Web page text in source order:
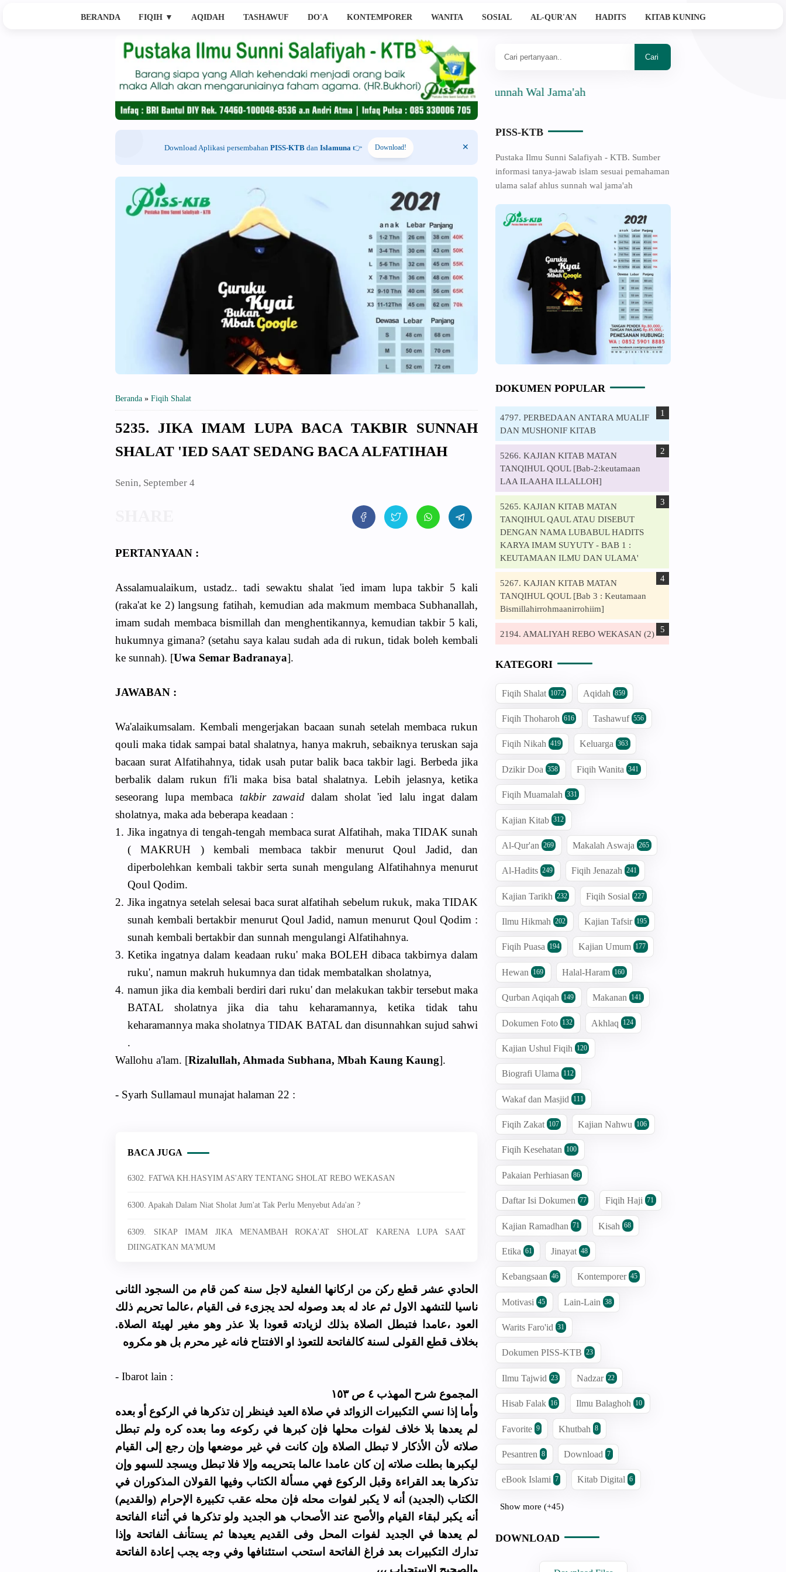
BERANDA FIQIH ▼ AQIDAH TASHAWUF DO'A KONTEMPORER WANITA SOSIAL AL-QUR'AN HADITS KITAB KUNING
Download Aplikasi persembahan PISS-KTBdan Islamuna 👉 Download!
Beranda » Fiqih Shalat
5235. JIKA IMAM LUPA BACA TAKBIR SUNNAH
SHALAT 'IED SAAT SEDANG BACA ALFATIHAH
Senin, September 4
PERTANYAAN :
Assalamualaikum, ustadz.. tadi sewaktu shalat 'ied imam lupa takbir 5 kali
(raka'at ke 2) langsung fatihah, kemudian ada makmum membaca Subhanallah,
imam sudah membaca bismillah dan menghentikannya, kemudian takbir 5 kali,
hukumnya gimana? (setahu saya kalau sudah ada di rukun, tidak boleh kembali
ke sunnah). [Uwa Semar Badranaya].
JAWABAN :
Wa'alaikumsalam. Kembali mengerjakan bacaan sunah setelah membaca rukun
qouli maka tidak sampai batal shalatnya, hanya makruh, sebaiknya teruskan saja
bacaan surat Alfatihahnya, tidak usah putar balik baca takbir lagi. Berbeda jika
berbalik dalam rukun fi'li maka bisa batal shalatnya. Lebih jelasnya, ketika
seseorang lupa membaca takbir zawaiddalam sholat 'ied lalu ingat dalam
sholatnya, maka ada beberapa keadaan :
1. Jika ingatnya di tengah-tengah membaca surat Alfatihah, maka TIDAK sunah
( MAKRUH ) kembali membaca takbir menurut Qoul Jadid, dan
diperbolehkan kembali takbir serta sunah mengulang Alfatihahnya menurut
Qoul Qodim.
2. Jika ingatnya setelah selesai baca surat alfatihah sebelum rukuk, maka TIDAK
sunah kembali bertakbir menurut Qoul Jadid, namun menurut Qoul Qodim :
sunah kembali bertakbir dan sunnah mengulangi Alfatihahnya.
3. Ketika ingatnya dalam keadaan ruku' maka BOLEH dibaca takbirnya dalam
ruku', namun makruh hukumnya dan tidak membatalkan sholatnya,
4. namun jika dia kembali berdiri dari ruku' dan melakukan takbir tersebut maka
BATAL sholatnya jika dia tahu keharamannya, ketika tidak tahu
keharamannya maka sholatnya TIDAK BATAL dan disunnahkan sujud sahwi
.
Wallohu a'lam. [Rizalullah, Ahmada Subhana, Mbah Kaung Kaung].
- Syarh Sullamaul munajat halaman 22 :
BACA JUGA
6302. FATWA KH.HASYIM AS'ARY TENTANG SHOLAT REBO WEKASAN
6300. Apakah Dalam Niat Sholat Jum'at Tak Perlu Menyebut Ada'an ?
6309. SIKAP IMAM JIKA MENAMBAH ROKA'AT SHOLAT KARENA LUPA SAAT
DIINGATKAN MA'MUM
الحادي عشر قطع ركن من اركانها الفعلية لاجل سنة كمن قام من السجود الثانى
ناسيا للتشهد الاول ثم عاد له بعد وصوله لحد يجزىء فى القيام ،عالما تحريم ذلك
العود ،عامدا فتبطل الصلاة بذلك لزيادته قعودا بلا عذر وهو مغير لهيئة الصلاة.
بخلاف قطع القولى لسنة كالفاتحة للتعوذ او الافتتاح فانه غير محرم بل هو مكروه
- Ibarot lain :
المجموع شرح المهذب ٤ ص ١٥٣
وأما إذا نسي التكبيرات الزوائد في صلاة العيد فينظر إن تذكرها في الركوع أو بعده
لم يعدها بلا خلاف لفوات محلها فإن كبرها في ركوعه وما بعده كره ولم تبطل
صلاته لأن الأذكار لا تبطل الصلاة وإن كانت في غير موضعها وإن رجع إلى القيام
ليكبرها بطلت صلاته إن كان عامدا عالما بتحريمه وإلا فلا تبطل ويسجد للسهو وإن
تذكرها بعد القراءة وقبل الركوع فهي مسألة الكتاب وفيها القولان المذكوران في
الكتاب (الجديد) أنه لا يكبر لفوات محله فإن محله عقب تكبيرة الإحرام (والقديم)
أنه يكبر لبقاء القيام والأصح عند الأصحاب هو الجديد ولو تذكرها في أثناء الفاتحة
لم يعدها في الجديد لفوات المحل وفى القديم يعيدها ثم يستأنف الفاتحة وإذا
تدارك التكبيرات بعد فراغ الفاتحة استحب استئنافها وفي وجه يجب إعادة الفاتحة
Ahlussunnah Wal Jama'ah
PISS-KTB
Pustaka Ilmu Sunni Salafiyah - KTB. Sumber
informasi tanya-jawab islam sesuai pemahaman
ulama salaf ahlus sunnah wal jama'ah
DOKUMEN POPULAR
4797. PERBEDAAN ANTARA MUALIF
DAN MUSHONIF KITAB
5266. KAJIAN KITAB MATAN
TANQIHUL QOUL [Bab-2:keutamaan
LAA ILAAHA ILLALLOH]
5265. KAJIAN KITAB MATAN
TANQIHUL QAUL ATAU DISEBUT
DENGAN NAMA LUBABUL HADITS
KARYA IMAM SUYUTY - BAB 1 :
KEUTAMAAN ILMU DAN ULAMA'
5267. KAJIAN KITAB MATAN
TANQIHUL QOUL [Bab 3 : Keutamaan
Bismillahirrohmaanirrohiim]
2194. AMALIYAH REBO WEKASAN (2)
KATEGORI
Fiqih Shalat 1072 Aqidah 859
Fiqih Thoharoh 616 Tashawuf 556
Fiqih Nikah 419 Keluarga 363
Dzikir Doa 358 Fiqih Wanita 341
Fiqih Muamalah 331
Kajian Kitab 312
Al-Qur'an 269 Makalah Aswaja 265
Al-Hadits 249 Fiqih Jenazah 241
Kajian Tarikh 232 Fiqih Sosial 227
Ilmu Hikmah 202 Kajian Tafsir 195
Fiqih Puasa 194 Kajian Umum 177
Hewan 169 Halal-Haram 160
Qurban Aqiqah 149 Makanan 141
Dokumen Foto 132 Akhlaq 124
Kajian Ushul Fiqih 120
Biografi Ulama 112
Wakaf dan Masjid 111
Fiqih Zakat 107 Kajian Nahwu 106
Fiqih Kesehatan 100
Pakaian Perhiasan 86
Daftar Isi Dokumen 77 Fiqih Haji 71
Kajian Ramadhan 71 Kisah 68
Etika 61 Jinayat 48
Kebangsaan 46 Kontemporer 45
Motivasi 45 Lain-Lain 38
Warits Faro'id 31
Dokumen PISS-KTB 23
Ilmu Tajwid 23 Nadzar 22
Hisab Falak 16 Ilmu Balaghoh 10
Favorite 9 Khutbah 8
Pesantren 8 Download 7
eBook Islami 7 Kitab Digital 6
Show more (+45)
DOWNLOAD